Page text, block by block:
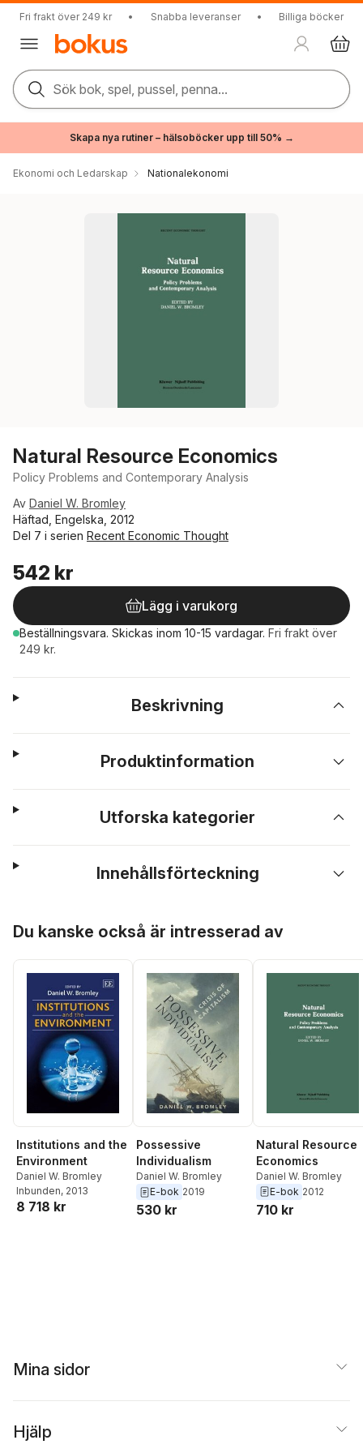
Fri frakt över 249 kr • Snabba leveranser • Billiga böcker
Sök bok, spel, pussel, penna...
Skapa nya rutiner – hälsoböcker upp till 50% →
Ekonomi och Ledarskap Nationalekonomi
Natural Resource Economics
Policy Problems and Contemporary Analysis
Av Daniel W. Bromley
Häftad, Engelska, 2012
Del 7 i serien Recent Economic Thought
542 kr
Lägg i varukorg
Beställningsvara. Skickas inom 10-15 vardagar. Fri frakt över
249 kr.
Beskrivning
Produktinformation
Utforska kategorier
Innehållsförteckning
Du kanske också är intresserad av
Institutions and the
Environment
Daniel W. Bromley
Inbunden, 2013
8 718 kr
Possessive
Individualism
Daniel W. Bromley
E-bok 2019
530 kr
Natural Resource
Economics
Daniel W. Bromley
E-bok 2012
710 kr
Mina sidor
Hjälp